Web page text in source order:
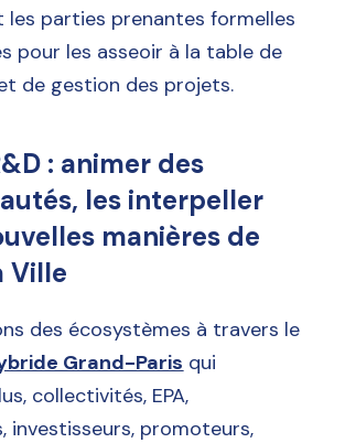
les parties prenantes formelles
pour les asseoir à la table de
de gestion des projets.
: animer des
les interpeller
manières de
Ville
des écosystèmes à travers le
Grand-Paris qui
collectivités, EPA,
investisseurs, promoteurs,